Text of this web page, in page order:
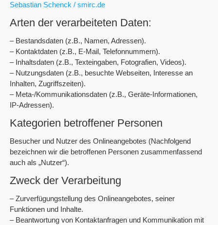
Sebastian Schenck / smirc.de
Arten der verarbeiteten Daten:
– Bestandsdaten (z.B., Namen, Adressen).
– Kontaktdaten (z.B., E-Mail, Telefonnummern).
– Inhaltsdaten (z.B., Texteingaben, Fotografien, Videos).
– Nutzungsdaten (z.B., besuchte Webseiten, Interesse an
Inhalten, Zugriffszeiten).
– Meta-/Kommunikationsdaten (z.B., Geräte-Informationen,
IP-Adressen).
Kategorien betroffener Personen
Besucher und Nutzer des Onlineangebotes (Nachfolgend
bezeichnen wir die betroffenen Personen zusammenfassend
auch als „Nutzer“).
Zweck der Verarbeitung
– Zurverfügungstellung des Onlineangebotes, seiner
Funktionen und Inhalte.
– Beantwortung von Kontaktanfragen und Kommunikation mit